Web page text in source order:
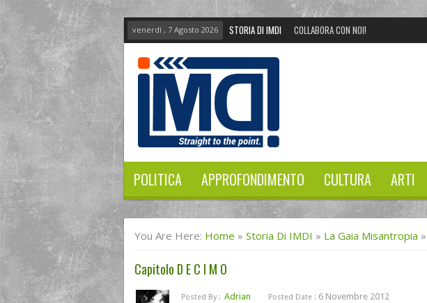
venerdì , 7 Agosto 2026 STORIA DI IMDI COLLABORA CON NOI!
POLITICA APPROFONDIMENTO CULTURA ARTI
You Are Here: Home » Storia Di IMDI » La Gaia Misantropia »
Capitolo D E C I M O
Posted By : Adrian Posted Date : 6 Novembre 2012